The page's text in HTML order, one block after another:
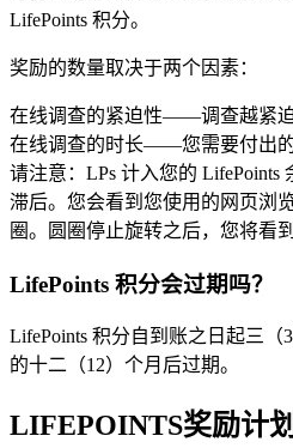
LifePoints 积分。
奖励的数量取决于两个因素：
在线调查的紧迫性——调查越紧
在线调查的时长——您需要付出
请注意：LPs 计入您的 LifePoints
滞后。您会看到您使用的网页浏
圈。圆圈停止旋转之后，您将看
LifePoints 积分会过期吗？
LifePoints 积分自到账之日起三
的十二（12）个月后过期。
LIFEPOINTS奖励计